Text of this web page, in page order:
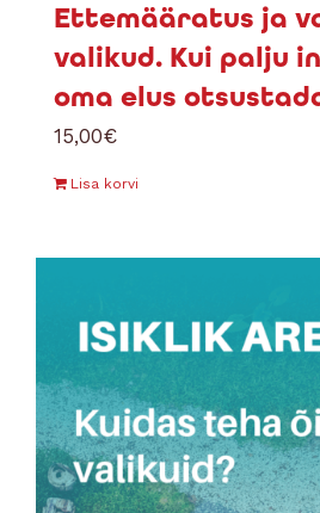
Ettemääratus ja
valikud. Kui palju
oma elus
15,00€
Lisa korvi